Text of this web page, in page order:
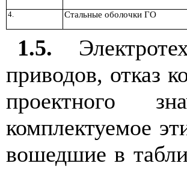
4. Стальные оболочки ГО
1.5.
приводов, отказ
проектного
комплектуемое
вошедшие в